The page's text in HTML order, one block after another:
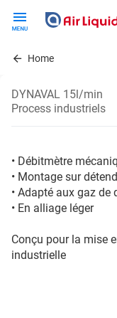
contentHome
DYNAVAL 15l/min
Process industriels
• Débitmètre
• Montage sur
• Adapté aux gaz
• En alliage léger
Conçu pour la mise
industrielle